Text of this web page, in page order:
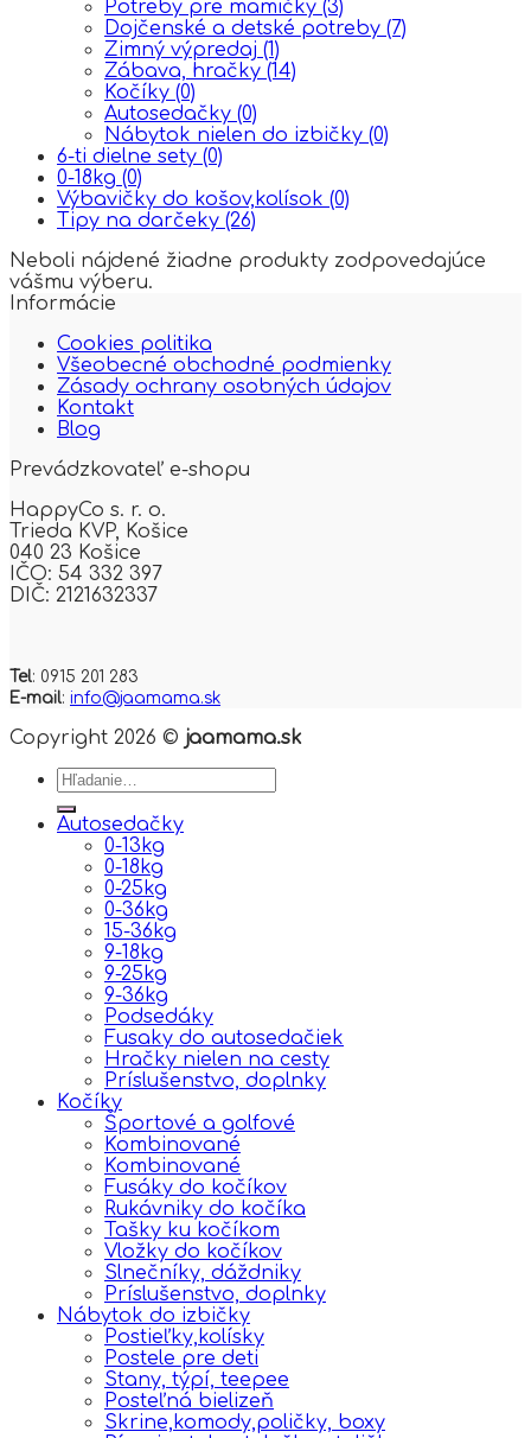
Potreby pre mamičky (3)
Dojčenské a detské potreby (7)
Zimný výpredaj (1)
Zábava, hračky (14)
Kočíky (0)
Autosedačky (0)
Nábytok nielen do izbičky (0)
6-ti dielne sety (0)
0-18kg (0)
Výbavičky do košov,kolísok (0)
Tipy na darčeky (26)
Neboli nájdené žiadne produkty zodpovedajúce
vášmu výberu.
Informácie
Cookies politika
Všeobecné obchodné podmienky
Zásady ochrany osobných údajov
Kontakt
Blog
Prevádzkovateľ e-shopu
HappyCo s. r. o.
Trieda KVP, Košice
040 23 Košice
IČO: 54 332 397
DIČ: 2121632337
Tel: 0915 201 283
E-mail: info@jaamama.sk
Copyright 2026 © jaamama.sk
Hľadať:
Autosedačky
0-13kg
0-18kg
0-25kg
0-36kg
15-36kg
9-18kg
9-25kg
9-36kg
Podsedáky
Fusaky do autosedačiek
Hračky nielen na cesty
Príslušenstvo, doplnky
Kočíky
Športové a golfové
Kombinované
Kombinované
Fusáky do kočíkov
Rukávniky do kočíka
Tašky ku kočíkom
Vložky do kočíkov
Slnečníky, dáždniky
Príslušenstvo, doplnky
Nábytok do izbičky
Postieľky,kolísky
Postele pre deti
Stany, týpí, teepee
Posteľná bielizeň
Skrine,komody,poličky, boxy